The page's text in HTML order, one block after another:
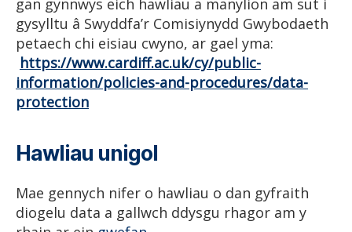
gysylltu â Swyddfa’r Comisiynydd Gwybodaeth
petaech chi eisiau cwyno, ar gael yma:
https://www.cardiff.ac.uk/cy/public-
information/policies-and-procedures/data-
protection
Hawliau unigol
Mae gennych nifer o hawliau o dan gyfraith
diogelu data a gallwch ddysgu rhagor am y